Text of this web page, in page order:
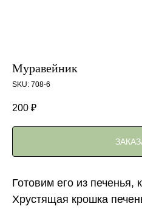
Муравейник
SKU: 708-6
200 ₽
Готовим его из печенья,
Хрустящая крошка